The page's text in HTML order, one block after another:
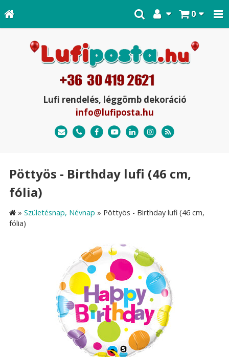
0
Lufi rendelés, léggömb dekoráció
info@lufiposta.hu
Pöttyös - Birthday lufi (46 cm,
fólia)
» Születésnap, Névnap » Pöttyös - Birthday lufi (46 cm,
fólia)